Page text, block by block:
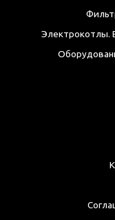
Электрокотлы.